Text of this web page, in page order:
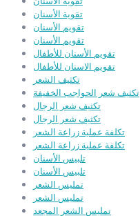
تقوية الأسنان
تقويم الأسنان
تقويم الأسنان
تقويم الأسنان للأطفال
تقويم الاسنان للأطفال
تكثيف الشعر
تكثيف شعر الحواجب الخفيفة
تكثيف شعر الرجال
تكثيف شعر الرجال
تكلفة عملية زراعة الشعر
تكلفة عملية زراعة الشعر
تلبيس الأسنان
تلبيس الأسنان
تمليس الشعر
تمليس الشعر
تمليس الشعر المجعد